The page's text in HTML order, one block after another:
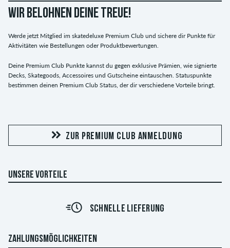
WIR BELOHNEN DEINE TREUE!
Werde jetzt Mitglied im skatedeluxe Premium Club und sichere dir Punkte für
Aktivitäten wie Bestellungen oder Produktbewertungen.
Deine Premium Club Punkte kannst du gegen exklusive Prämien, wie signierte
Decks, Skategoods, Accessoires und Gutscheine eintauschen. Statuspunkte
bestimmen deinen Premium Club Status, der dir verschiedene Vorteile bringt.
ZUR PREMIUM CLUB ANMELDUNG
UNSERE VORTEILE
SCHNELLE LIEFERUNG
ZAHLUNGSMÖGLICHKEITEN